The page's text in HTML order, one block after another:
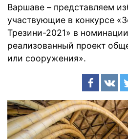
Варшаве – представляем
участвующие в конкурсе
Трезини-2021» в
реализованный проект
или сооружения».